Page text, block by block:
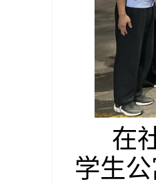
在
学生